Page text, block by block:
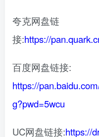
夸克网盘链
接:https://
百度网盘链接:
https://
g?pwd=5wcu
UC网盘链接:https://